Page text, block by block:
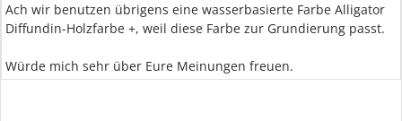
Ach wir benutzen übrigens eine wasserbasierte Farbe Alligator
Diffundin-Holzfarbe +, weil diese Farbe zur Grundierung passt.
Würde mich sehr über Eure Meinungen freuen.